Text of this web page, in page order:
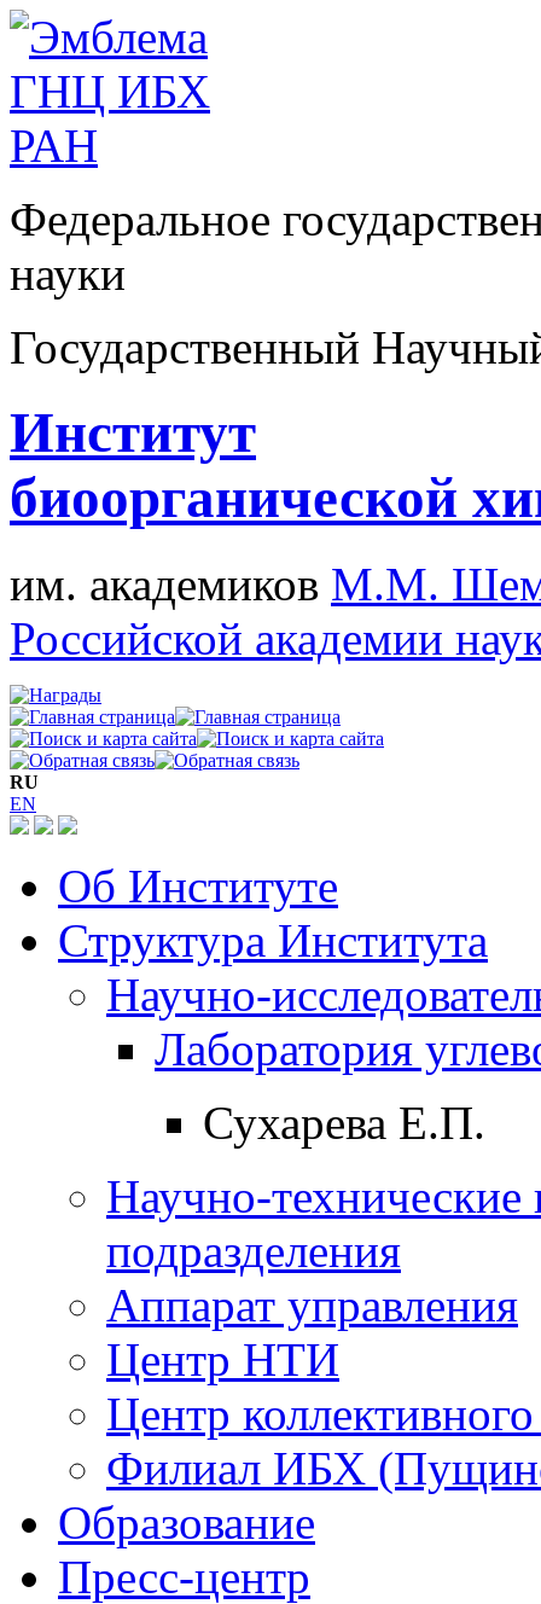
Федеральное
науки
Государственный
Институт
биоорганической
им. академиков М.М.
Российской академии
RU
EN
Об Институте
Структура Института
Научно-
Лаборатория
Сухарева Е.П.
Научно-технические
подразделения
Аппарат управления
Центр НТИ
Центр
Филиал ИБХ
Образование
Пресс-центр